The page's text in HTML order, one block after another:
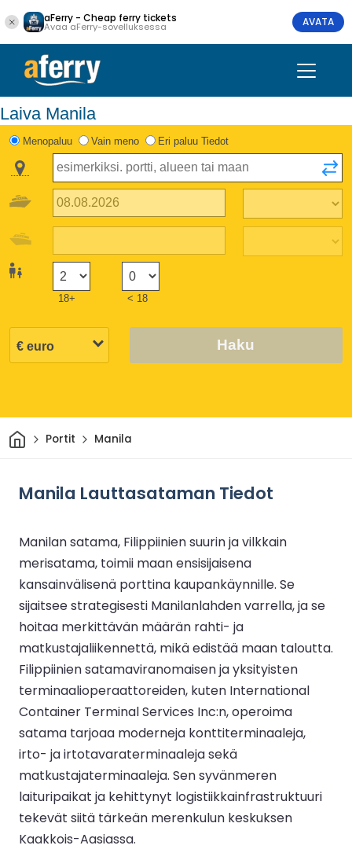
aFerry - Cheap ferry tickets
Avaa aFerry-sovelluksessa AVATA
Laiva Manila
Menopaluu Vain meno Eri paluu Tiedot
18+ < 18
Haku
KotiinPortit Manila
Manila Lauttasataman Tiedot
Manilan satama, Filippiinien suurin ja vilkkain
merisatama, toimii maan ensisijaisena
kansainvälisenä porttina kaupankäynnille. Se
sijaitsee strategisesti Manilanlahden varrella, ja se
hoitaa merkittävän määrän rahti- ja
matkustajaliikennettä, mikä edistää maan taloutta.
Filippiinien satamaviranomaisen ja yksityisten
terminaalioperaattoreiden, kuten International
Container Terminal Services Inc:n, operoima
satama tarjoaa moderneja konttiterminaaleja,
irto- ja irtotavaraterminaaleja sekä
matkustajaterminaaleja. Sen syvänmeren
laituripaikat ja kehittynyt logistiikkainfrastruktuuri
tekevät siitä tärkeän merenkulun keskuksen
Kaakkois-Aasiassa.